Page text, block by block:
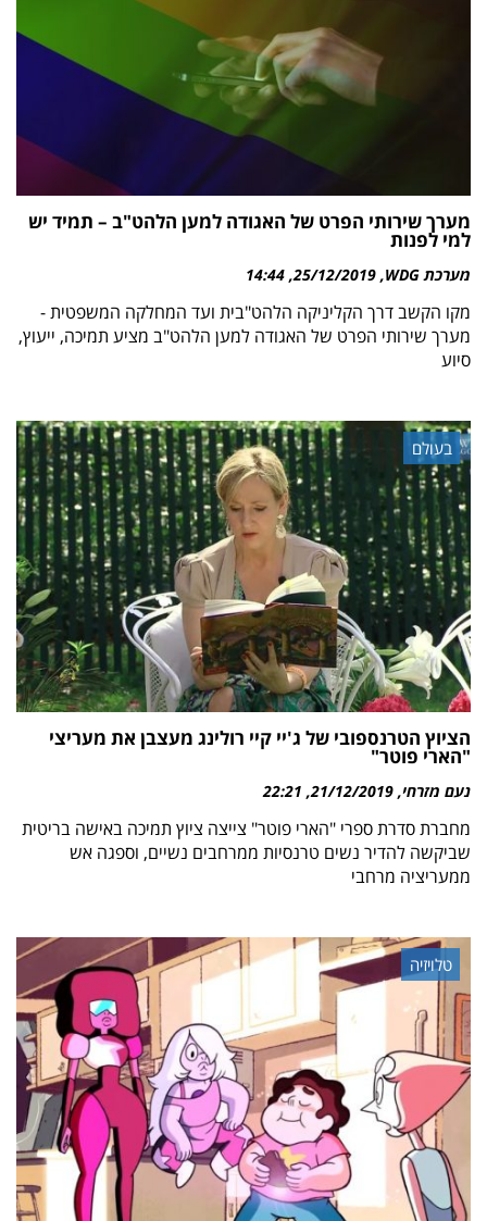
מערך שירותי הפרט של האגודה למען הלהט"ב – תמיד יש
למי לפנות
מערכת WDG 25/12/2019
14:44
מקו הקשב דרך הקליניקה הלהט"בית ועד המחלקה המשפטית -
מערך שירותי הפרט של האגודה למען הלהט"ב מציע תמיכה, ייעוץ,
סיוע
בעולם
הציוץ הטרנספובי של ג'יי קיי רולינג מעצבן את מעריצי
"הארי פוטר"
נעם מזרחי 21/12/2019
22:21
מחברת סדרת ספרי "הארי פוטר" צייצה ציוץ תמיכה באישה בריטית
שביקשה להדיר נשים טרנסיות ממרחבים נשיים, וספגה אש
ממעריציה מרחבי
טלויזיה